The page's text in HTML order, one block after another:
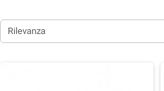
Rilevanza